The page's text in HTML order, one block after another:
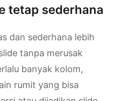
tetap sederhana
dan sederhana lebih
tanpa merusak
banyak kolom,
rumit yang bisa